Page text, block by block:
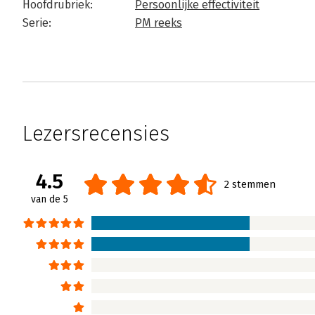
Hoofdrubriek:
Persoonlijke effectiviteit
Serie:
PM reeks
Lezersrecensies
4.5
van de 5
2 stemmen